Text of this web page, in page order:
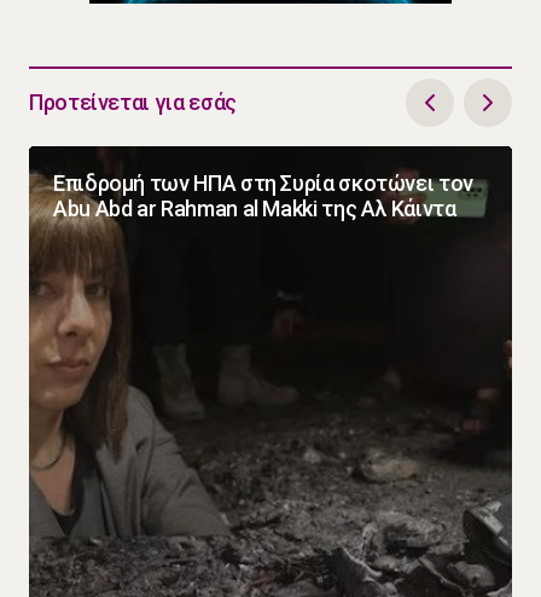
Προτείνεται για εσάς
Επιδρομή των ΗΠΑ στη Συρία σκοτώνει τον
Abu Abd ar Rahman al Makki της Αλ Κάιντα